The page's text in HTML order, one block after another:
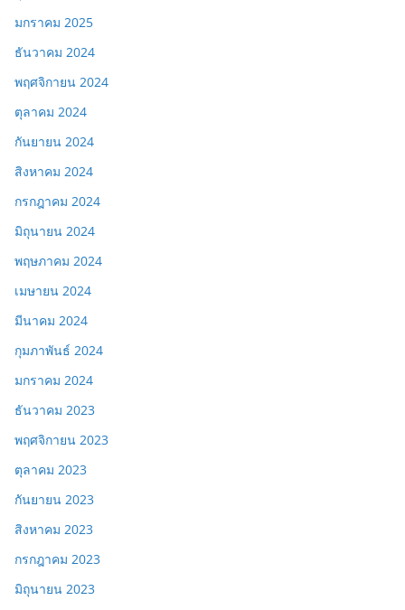
มกราคม 2025
ธันวาคม 2024
พฤศจิกายน 2024
ตุลาคม 2024
กันยายน 2024
สิงหาคม 2024
กรกฎาคม 2024
มิถุนายน 2024
พฤษภาคม 2024
เมษายน 2024
มีนาคม 2024
กุมภาพันธ์ 2024
มกราคม 2024
ธันวาคม 2023
พฤศจิกายน 2023
ตุลาคม 2023
กันยายน 2023
สิงหาคม 2023
กรกฎาคม 2023
มิถุนายน 2023